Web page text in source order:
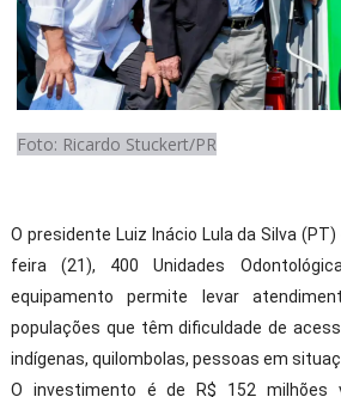
Foto: Ricardo Stuckert/PR
O presidente Luiz Inácio Lula da Silva
feira (21), 400 Unidades
equipamento permite levar
populações que têm dificuldade de
indígenas, quilombolas, pessoas em
O investimento é de R$ 152 milhões